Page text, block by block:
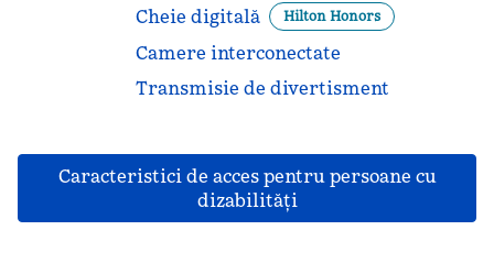
Cheie digitală
Hilton Honors
Camere interconectate
Transmisie de divertisment
Caracteristici de acces pentru persoane cu
dizabilităţi